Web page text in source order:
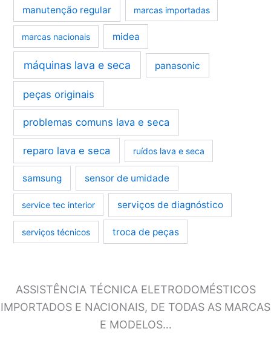
manutenção regular marcas importadas
marcas nacionais midea
máquinas lava e seca panasonic
peças originais
problemas comuns lava e seca
reparo lava e seca ruídos lava e seca
samsung sensor de umidade
service tec interior serviços de diagnóstico
serviços técnicos troca de peças
ASSISTÊNCIA TÉCNICA ELETRODOMÉSTICOS
IMPORTADOS E NACIONAIS, DE TODAS AS MARCAS
E MODELOS…